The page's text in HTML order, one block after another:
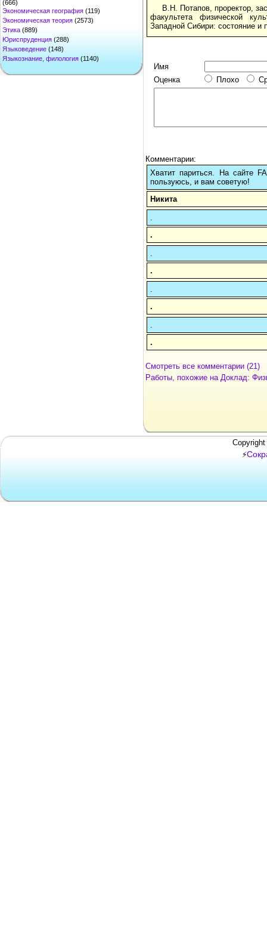
(666)
Экономическая география (119)
Экономическая теория (2573)
Этика (889)
Юриспруденция (288)
Языковедение (148)
Языкознание, филология (1140)
В.Н. Потапов, проректор,
факультета физической
Западной Сибири: состояние и
Имя
Оценка
Плохо
Комментарии:
Хватит париться. На сайте
пользуюсь, и вам советую!
Никита
.
.
.
.
Смотреть все комментарии (21)
Работы, похожие на Доклад:
⚡